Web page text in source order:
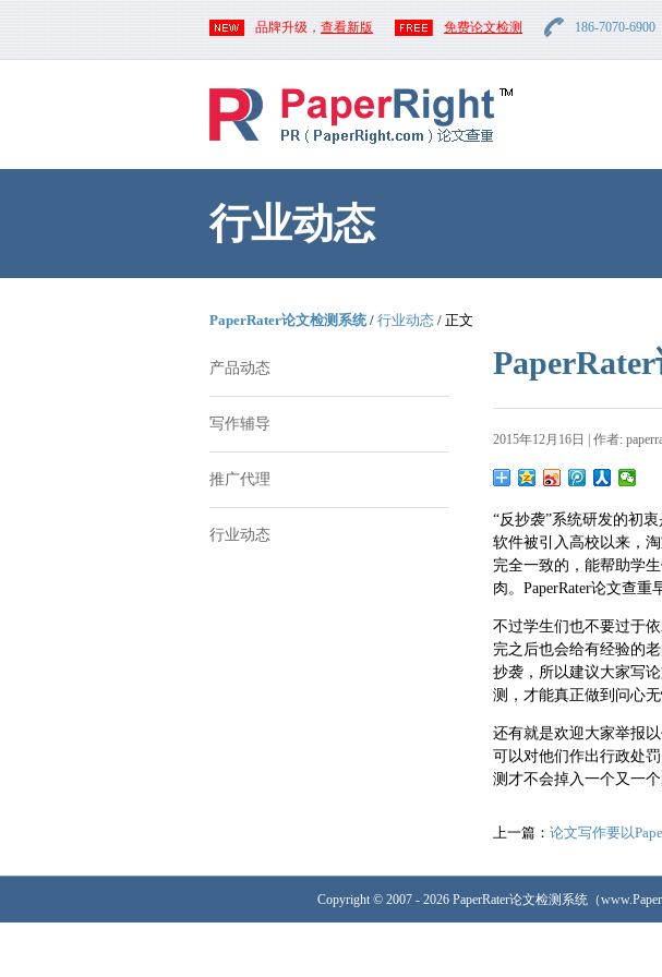
品牌升级， 查看新版 免费论文检测 186-7070-6900
行业动态
PaperRater论文检测系统/ 行业动态 / 正文
产品动态
写作辅导
推广代理
行业动态
2015年12月16日 | 作者:
“反抄袭”系统研发的初
软件被引入高校以来，
完全一致的，能帮助学
肉。PaperRater论文查
不过学生们也不要过于
完之后也会给有经验的
抄袭，所以建议大家写
测，才能真正做到问心无
还有就是欢迎大家举报
可以对他们作出行政处
测才不会掉入一个又一个
上一篇： 论文写作要以
Copyright © 2007 - 2026 PaperRater论文检测系统（